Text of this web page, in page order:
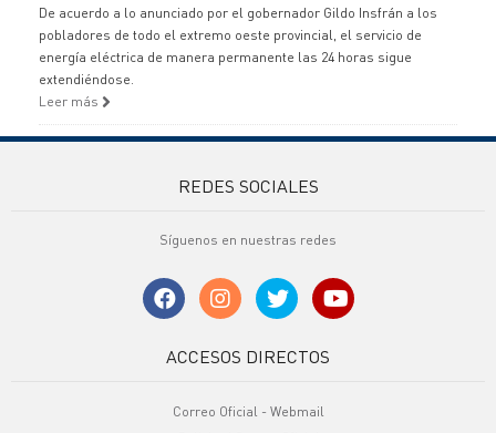
De acuerdo a lo anunciado por el gobernador Gildo Insfrán a los
pobladores de todo el extremo oeste provincial, el servicio de
energía eléctrica de manera permanente las 24 horas sigue
extendiéndose.
Leer más
REDES SOCIALES
Síguenos en nuestras redes
ACCESOS DIRECTOS
Correo Oficial - Webmail